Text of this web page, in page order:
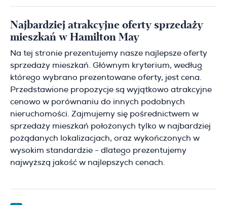
Najbardziej atrakcyjne oferty sprzedaży
mieszkań w Hamilton May
Na tej stronie prezentujemy nasze najlepsze oferty
sprzedaży mieszkań. Głównym kryterium, według
którego wybrano prezentowane oferty, jest cena.
Przedstawione propozycje są wyjątkowo atrakcyjne
cenowo w porównaniu do innych podobnych
nieruchomości. Zajmujemy się pośrednictwem w
sprzedaży mieszkań położonych tylko w najbardziej
pożądanych lokalizacjach, oraz wykończonych w
wysokim standardzie - dlatego prezentujemy
najwyższą jakość w najlepszych cenach.